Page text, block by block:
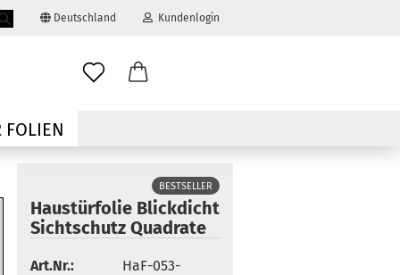
Deutschland Kundenlogin
FOLIEN
BESTSELLER
Haustürfolie Blickdicht
Sichtschutz Quadrate
Art.Nr.:
HaF-053-